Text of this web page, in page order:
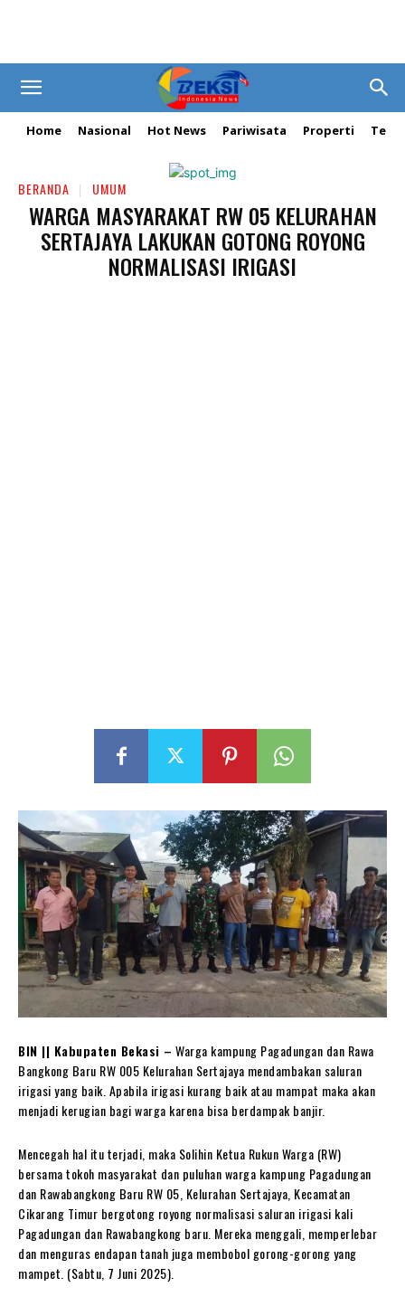
Home Nasional Hot News Pariwisata Properti
BERANDA UMUM
WARGA MASYARAKAT RW 05 KELURAHAN
SERTAJAYA LAKUKAN GOTONG ROYONG
NORMALISASI IRIGASI
BIN || Kabupaten Bekasi – Warga kampung Pagadungan dan Rawa
Bangkong Baru RW 005 Kelurahan Sertajaya mendambakan saluran
irigasi yang baik. Apabila irigasi kurang baik atau mampat maka akan
menjadi kerugian bagi warga karena bisa berdampak banjir.
Mencegah hal itu terjadi, maka Solihin Ketua Rukun Warga (RW)
bersama tokoh masyarakat dan puluhan warga kampung Pagadungan
dan Rawabangkong Baru RW 05, Kelurahan Sertajaya, Kecamatan
Cikarang Timur bergotong royong normalisasi saluran irigasi kali
Pagadungan dan Rawabangkong baru. Mereka menggali, memperlebar
dan menguras endapan tanah juga membobol gorong-gorong yang
mampet. (Sabtu, 7 Juni 2025).